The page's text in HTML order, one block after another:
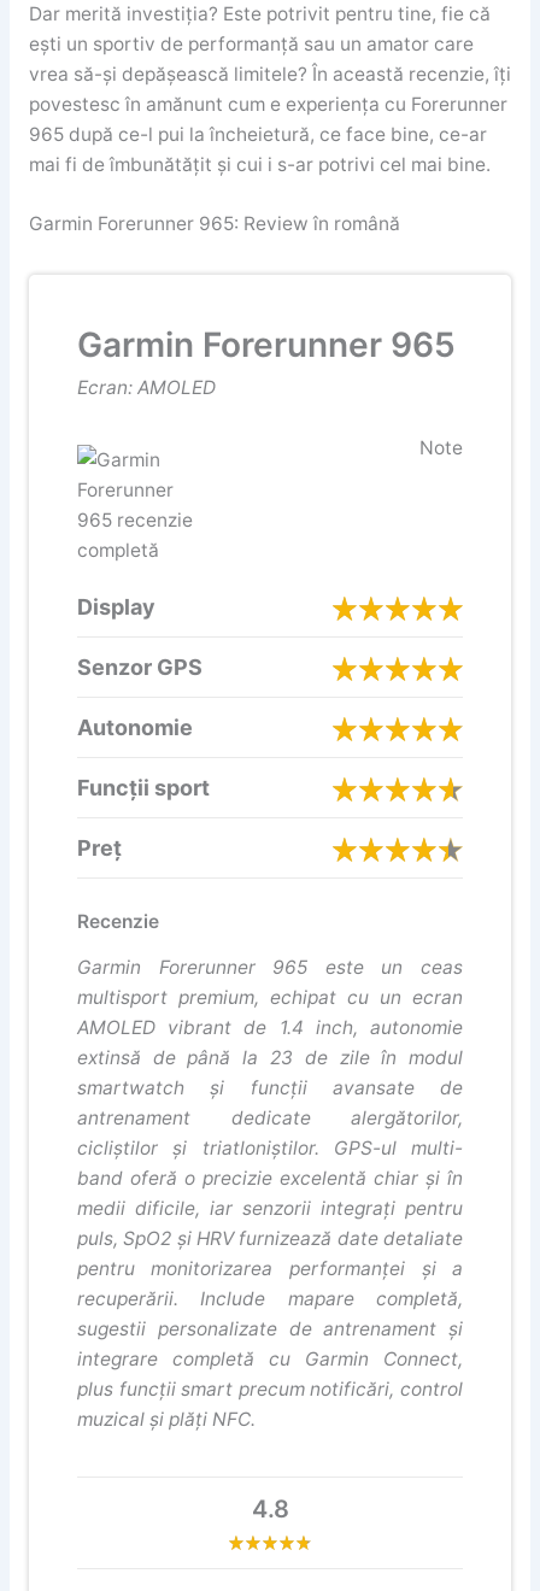
Dar merită investiția? Este potrivit pentru tine, fie că
ești un sportiv de performanță sau un amator care
vrea să-și depășească limitele? În această recenzie, îți
povestesc în amănunt cum e experiența cu Forerunner
965 după ce-l pui la încheietură, ce face bine, ce-ar
mai fi de îmbunătățit și cui i s-ar potrivi cel mai bine.
Garmin Forerunner 965: Review în română
Garmin Forerunner 965
Ecran: AMOLED
Note
Display
Senzor GPS
Autonomie
Funcții sport
Preț
Recenzie
Garmin Forerunner 965 este un ceas
multisport premium, echipat cu un ecran
AMOLED vibrant de 1.4 inch, autonomie
extinsă de până la 23 de zile în modul
smartwatch și funcții avansate de
antrenament dedicate alergătorilor,
cicliștilor și triatloniștilor. GPS-ul multi-
band oferă o precizie excelentă chiar și în
medii dificile, iar senzorii integrați pentru
puls, SpO2 și HRV furnizează date detaliate
pentru monitorizarea performanței și a
recuperării. Include mapare completă,
sugestii personalizate de antrenament și
integrare completă cu Garmin Connect,
plus funcții smart precum notificări, control
muzical și plăți NFC.
4.8